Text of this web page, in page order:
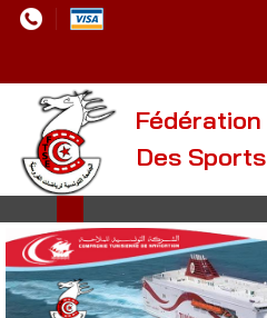
Des
03/07/2026
Saut d'Obstacles
Hippoclub – Chorfech